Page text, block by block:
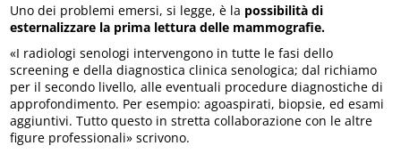
Uno dei problemi emersi, si legge, è la possibilità di
esternalizzare la prima lettura delle mammografie.
«I radiologi senologi intervengono in tutte le fasi dello
screening e della diagnostica clinica senologica; dal richiamo
per il secondo livello, alle eventuali procedure diagnostiche di
approfondimento. Per esempio: agoaspirati, biopsie, ed esami
aggiuntivi. Tutto questo in stretta collaborazione con le altre
figure professionali» scrivono.